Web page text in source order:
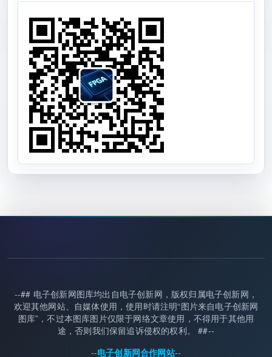
--## 电子创新网图库均出自电子创新网，版权归属电子创新网，
欢迎其他网站、自媒体使用，使用时请注明“图片来自电子创新网
图库”，不过本图库图片仅限于网络文章使用，不得用于其他用
途，否则我们保留追诉侵权的权利。 ##--
--电子创新网合作网站--